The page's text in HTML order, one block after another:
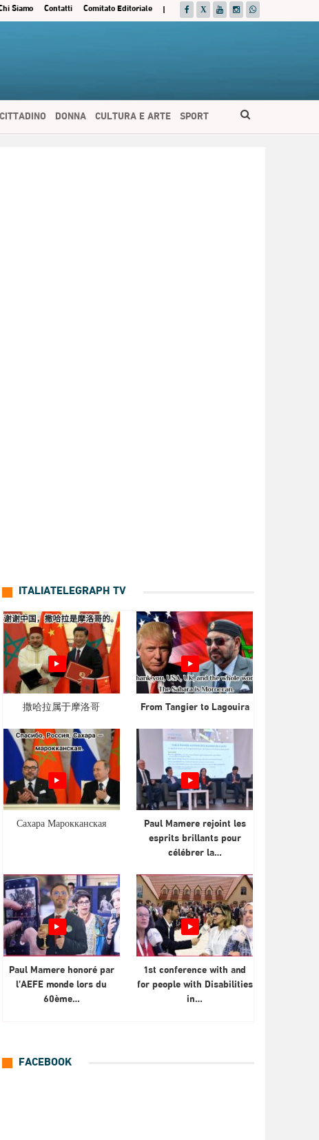
|
Comitato Editoriale
Contatti
Siamo
DONNA CULTURA E ARTE SPORT
ITALIATELEGRAPH TV
撒哈拉属于摩洛哥 From Tangier to Lagouira
Сахара Марокканская
Paul Mamere rejoint les
esprits brillants pour
célébrer la…
Paul Mamere honoré par
l’AEFE monde lors du
60ème…
1st conference with and
for people with Disabilities
in…
FACEBOOK